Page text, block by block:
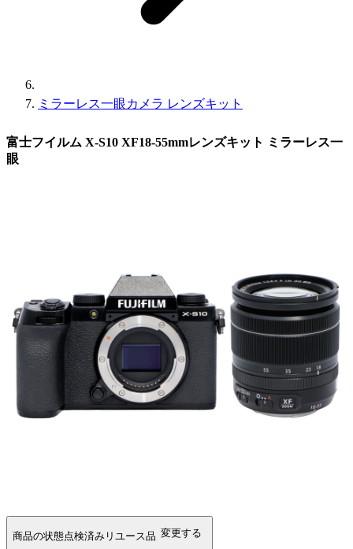
ミラーレス一眼カメラ レンズキット
富士フイルム X-S10 XF18-55mmレンズキット ミラーレス一
眼
商品の状態点検済みリユース品 変更する